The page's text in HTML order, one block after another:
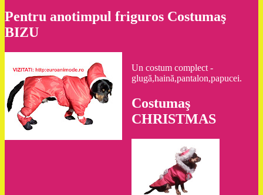
Pentru anotimpul friguros Costumaş
BIZU
Un costum complect -
glugă,haină,pantalon,papucei.
Costumaş
CHRISTMAS